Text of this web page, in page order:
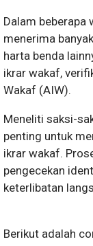
Dalam beberapa
menerima
harta benda
ikrar wakaf,
Wakaf (AIW).
Meneliti saksi-
penting untuk
ikrar wakaf.
pengecekan
keterlibatan
Berikut adalah